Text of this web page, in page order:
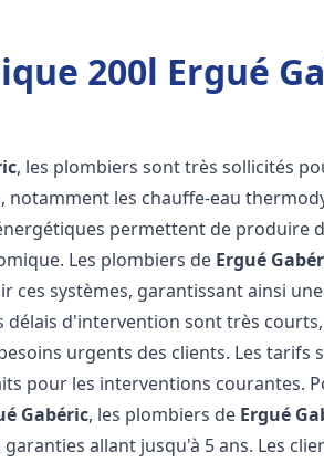
200l Ergué
, les plombiers sont très sollicités
notamment les chauffe-eau
permettent de produire
Les plombiers de Ergué
ces systèmes, garantissant ainsi
délais d'intervention sont très
urgents des clients. Les tarifs
pour les interventions courantes.
Gabéric, les plombiers de Ergué
allant jusqu'à 5 ans. Les